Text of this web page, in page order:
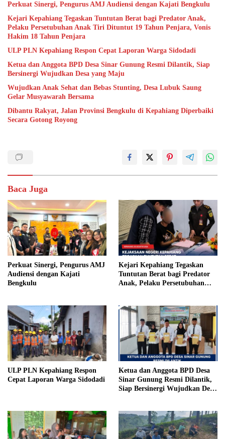
Perkuat Sinergi, Pengurus AMJ Audiensi dengan Kajati Bengkulu
Kejari Kepahiang Tegaskan Tuntutan Berat bagi Predator Anak,
Pelaku Persetubuhan Anak Tiri Dituntut 19 Tahun Penjara, Vonis
Hakim 18 Tahun Penjara
ULP PLN Kepahiang Respon Cepat Laporan Warga Sidodadi
Ketua dan Anggota BPD Desa Sinar Gunung Resmi Dilantik, Siap
Bersinergi Wujudkan Desa yang Maju
Wujudkan Anak Sehat dan Bebas Stunting, Desa Lubuk Saung
Gelar Musyawarah Bersama
Dibantu Rakyat, Jalan Provinsi Bengkulu di Kepahiang Diperbaiki
Secara Gotong Royong
Baca Juga
Perkuat Sinergi, Pengurus AMJ
Audiensi dengan Kajati
Bengkulu
Kejari Kepahiang Tegaskan
Tuntutan Berat bagi Predator
Anak, Pelaku Persetubuhan
Penjara
ULP PLN Kepahiang Respon
Cepat Laporan Warga Sidodadi
Ketua dan Anggota BPD Desa
Sinar Gunung Resmi Dilantik,
Siap Bersinergi Wujudkan Desa